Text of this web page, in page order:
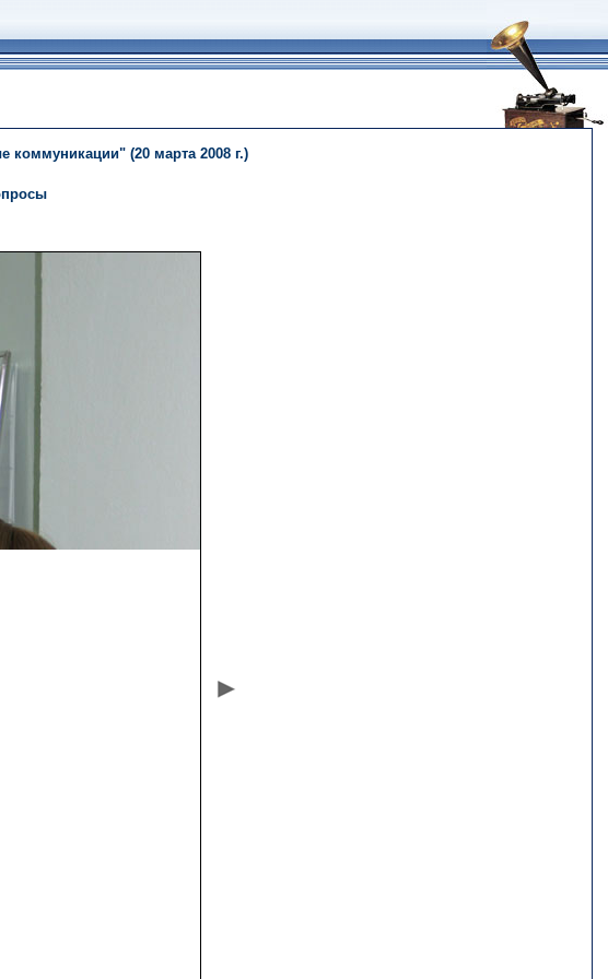
коммуникации" (20 марта 2008 г.)